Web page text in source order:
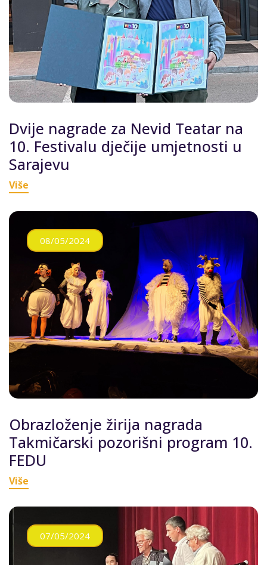
Dvije nagrade za Nevid Teatar na
10. Festivalu dječije umjetnosti u
Sarajevu
Više
08/05/2024
Obrazloženje žirija nagrada
Takmičarski pozorišni program 10.
FEDU
Više
07/05/2024